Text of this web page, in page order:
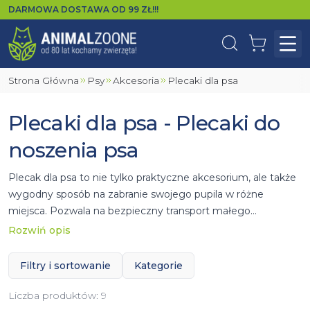
DARMOWA DOSTAWA OD 99 ZŁ!!!
WyszukajKoszyk
Strona Główna Psy Akcesoria Plecaki dla psa
Plecaki dla psa - Plecaki do
noszenia psa
Plecak dla psa to nie tylko praktyczne akcesorium, ale także
wygodny sposób na zabranie swojego pupila w różne
miejsca. Pozwala na bezpieczny transport małego
czworonoga, zwłaszcza podczas pieszych wycieczek czy
pytania dotyczące plecaków do noszenia psów.
Rozwiń opis
Filtry i sortowanie Kategorie
Liczba produktów: 9